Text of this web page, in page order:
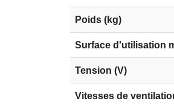
Poids (kg)
Surface d'utilisation
Tension (V)
Vitesses de